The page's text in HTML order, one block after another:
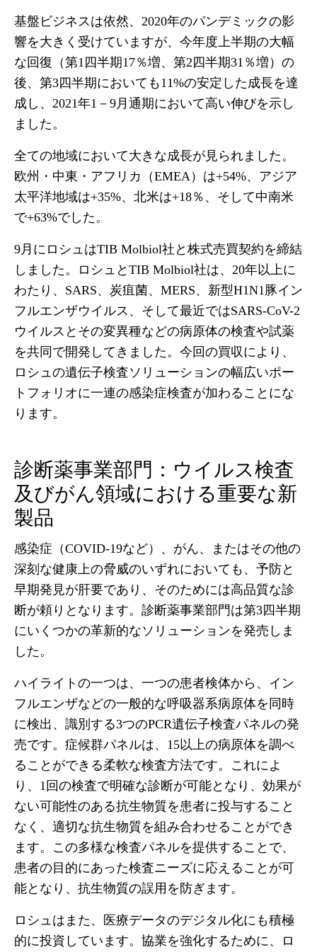
基盤ビジネスは依然、2020年のパンデミックの影
響を大きく受けていますが、今年度上半期の大幅
な回復（第1四半期17％増、第2四半期31％増）の
後、第3四半期においても11%の安定した成長を達
成し、2021年1－9月通期において高い伸びを示し
ました。
全ての地域において大きな成長が見られました。
欧州・中東・アフリカ（EMEA）は+54%、アジア
太平洋地域は+35%、北米は+18％、そして中南米
で+63%でした。
9月にロシュはTIB Molbiol社と株式売買契約を締結
しました。ロシュとTIB Molbiol社は、20年以上に
わたり、SARS、炭疽菌、MERS、新型H1N1豚イン
フルエンザウイルス、そして最近ではSARS-CoV-2
ウイルスとその変異種などの病原体の検査や試薬
を共同で開発してきました。今回の買収により、
ロシュの遺伝子検査ソリューションの幅広いポー
トフォリオに一連の感染症検査が加わることにな
ります。
診断薬事業部門：ウイルス検査
及びがん領域における重要な新
製品
感染症（COVID-19など）、がん、またはその他の
深刻な健康上の脅威のいずれにおいても、予防と
早期発見が肝要であり、そのためには高品質な診
断が頼りとなります。診断薬事業部門は第3四半期
にいくつかの革新的なソリューションを発売しま
した。
ハイライトの一つは、一つの患者検体から、イン
フルエンザなどの一般的な呼吸器系病原体を同時
に検出、識別する3つのPCR遺伝子検査パネルの発
売です。症候群パネルは、15以上の病原体を調べ
ることができる柔軟な検査方法です。これによ
り、1回の検査で明確な診断が可能となり、効果が
ない可能性のある抗生物質を患者に投与すること
なく、適切な抗生物質を組み合わせることができ
ます。この多様な検査パネルを提供することで、
患者の目的にあった検査ニーズに応えることが可
能となり、抗生物質の誤用を防ぎます。
ロシュはまた、医療データのデジタル化にも積極
的に投資しています。協業を強化するために、ロ